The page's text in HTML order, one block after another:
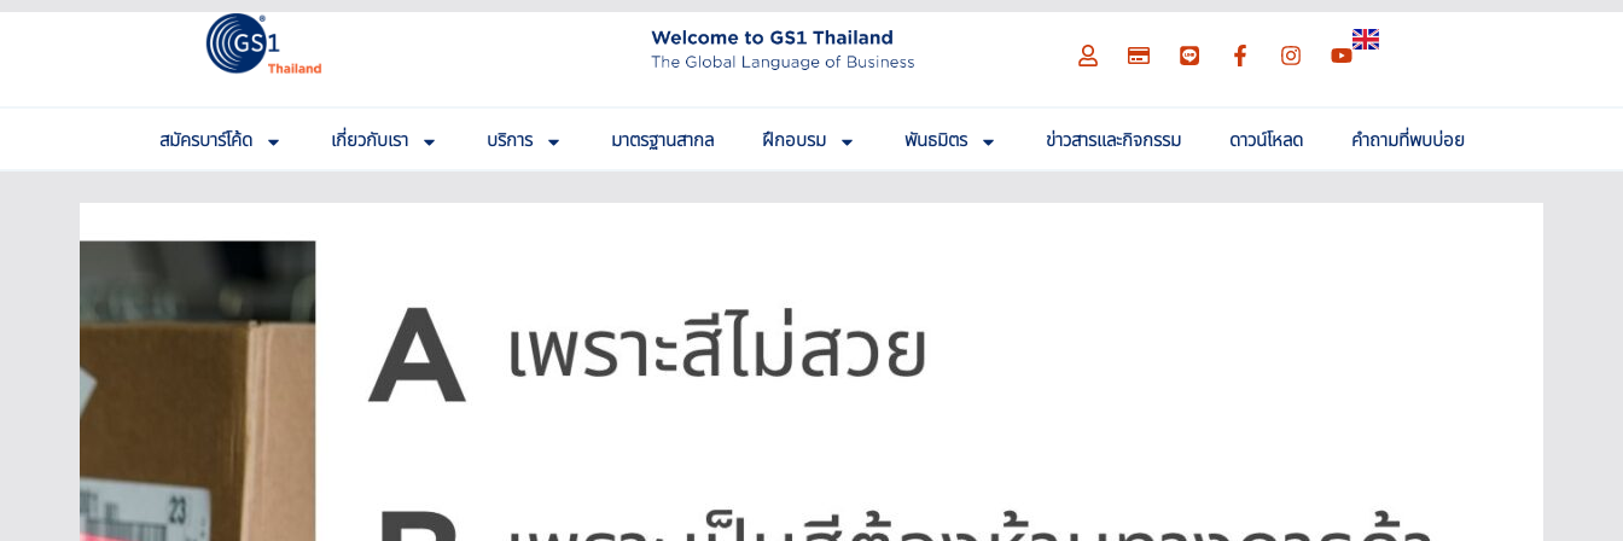
สมัครบาร์โค้ด เกี่ยวกับเรา บริการ มาตรฐานสากล ฝึกอบรม พันธมิตร ข่าวสารและกิจกรรม ดาวน์โหลด คำถามที่พบบ่อย